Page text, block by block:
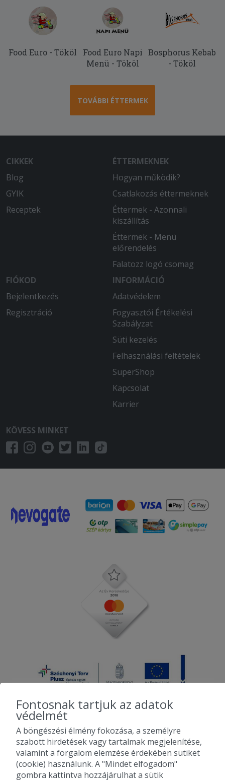
Food Euro - Tököl
Food Euro Napi
Menü - Tököl
Bosphorus Kebab
- Tököl
TOVÁBBI ÉTTERMEK
CIKKEK
Blog
GYIK
Receptek
ÉTTERMEKNEK
Hogyan működik?
Csatlakozás éttermeknek
Éttermek - Azonnali
kiszállítás
Éttermek - Menü
előrendelés
Falatozz logó csomag
FIÓKOD
Bejelentkezés
Regisztráció
INFORMÁCIÓ
Adatvédelem
Fogyasztói Értékelési
Szabályzat
Süti kezelés
Felhasználási feltételek
SuperShop
Kapcsolat
Karrier
KÖVESS MINKET
2010-2026 Copyright - Falatozz.hu - Diston-line Kft.
Pizza, gyros, hamburger, menük kedvező áron, egy helyen az összes
étterem ajánlata.
Fontosnak tartjuk az adatok
védelmét
A böngészési élmény fokozása, a személyre
szabott hirdetések vagy tartalmak megjelenítése,
valamint a forgalom elemzése érdekében sütiket
(cookie) használunk. A "Mindet elfogadom"
gombra kattintva hozzájárulhat a sütik